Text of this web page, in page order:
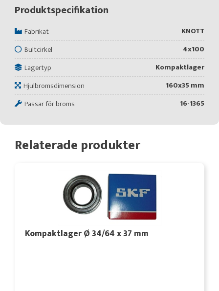
Produktspecifikation
Fabrikat
KNOTT
Bultcirkel
4x100
Lagertyp
Kompaktlager
Hjulbromsdimension
160x35 mm
Passar för broms
16-1365
Relaterade produkter
Kompaktlager Ø 34/64 x 37 mm